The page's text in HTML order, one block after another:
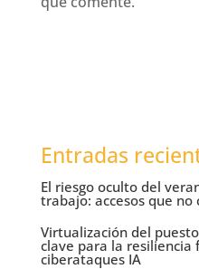
Entradas
El riesgo oculto del
trabajo: accesos que no
Virtualización del
clave para la
ciberataques IA